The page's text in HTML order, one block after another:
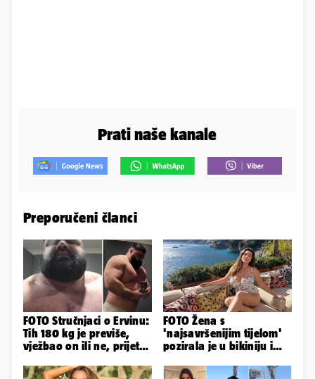
Prati naše kanale
Preporučeni članci
FOTO Stručnjaci o Ervinu:
Tih 180 kg je previše,
vježbao on ili ne, prijete
FOTO Žena s
'najsavršenijim tijelom'
pozirala je u bikiniju i
obline...